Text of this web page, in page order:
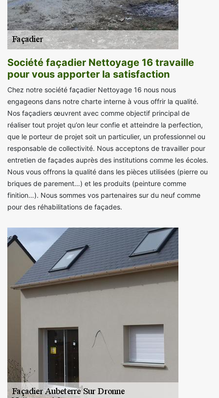
Société façadier Nettoyage 16 travaille
pour vous apporter la satisfaction
Chez notre société façadier Nettoyage 16 nous nous
engageons dans notre charte interne à vous offrir la qualité.
Nos façadiers œuvrent avec comme objectif principal de
réaliser tout projet qu’on leur confie et atteindre la perfection,
que le porteur de projet soit un particulier, un professionnel ou
responsable de collectivité. Nous acceptons de travailler pour
entretien de façades auprès des institutions comme les écoles.
Nous vous offrons la qualité dans les pièces utilisées (pierre ou
briques de parement…) et les produits (peinture comme
finition…). Nous sommes vos partenaires sur du neuf comme
pour des réhabilitations de façades.